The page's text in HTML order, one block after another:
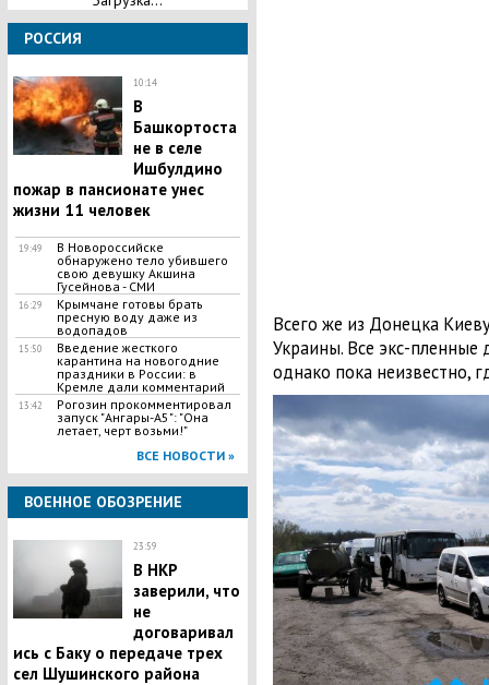
РОССИЯ
10:14
В
Башкортоста
не в селе
Ишбулдино
пожар в пансионате унес
жизни 11 человек
19:49
В Новороссийске
обнаружено тело убившего
свою девушку Акшина
Гусейнова - СМИ
16:29
Крымчане готовы брать
пресную воду даже из
водопадов
15:50
​Введение жесткого
карантина на новогодние
праздники в России: в
Кремле дали комментарий
13:42
​Рогозин прокомментировал
запуск "Ангары-А5": "Она
летает, черт возьми!"
ВСЕ НОВОСТИ »
ВОЕННОЕ ОБОЗРЕНИЕ
23:59
В НКР
заверили, что
не
договаривал
ись с Баку о передаче трех
сел Шушинского района
Всего же из Донецка
Украины. Все экс-
однако пока неизвестно,